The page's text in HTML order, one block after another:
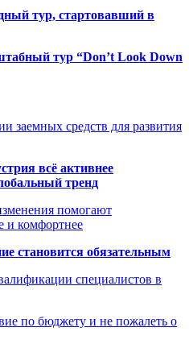
тур, стартовавший в
тур “Don’t Look Down
заемных средств для развития
всё активнее
тренд
помогают
и комфортнее
становится обязательным
специалистов в
по бюджету и не пожалеть о